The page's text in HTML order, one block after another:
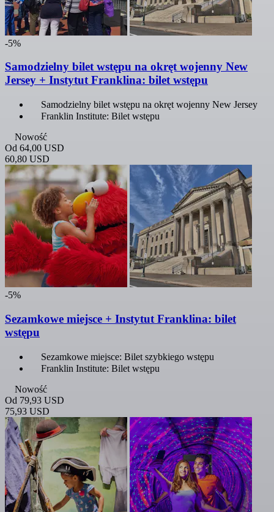
-5%
Samodzielny bilet wstępu na okręt wojenny New
Jersey + Instytut Franklina: bilet wstępu
Samodzielny bilet wstępu na okręt wojenny New Jersey
Franklin Institute: Bilet wstępu
Nowość
Od 64,00 USD
60,80 USD
-5%
Sezamkowe miejsce + Instytut Franklina: bilet
wstępu
Sezamkowe miejsce: Bilet szybkiego wstępu
Franklin Institute: Bilet wstępu
Nowość
Od 79,93 USD
75,93 USD